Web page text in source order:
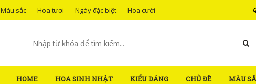
Màu sắc Hoa tươi Ngày đặc biệt Hoa cưới
HOME HOA SINH NHẬT KIỂU DÁNG CHỦ ĐỀ MÀU